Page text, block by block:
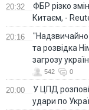
20:32
ФБР різко
Китаєм, -
20:16
"Надзвичайно
та розвідка
загрозу
542 0
20:00
У ЦПД
удари по